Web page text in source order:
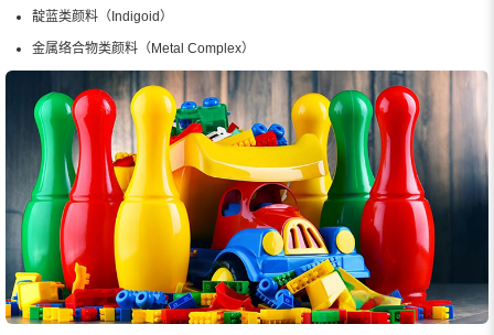
靛蓝类颜料（Indigoid）
金属络合物类颜料（Metal Complex）